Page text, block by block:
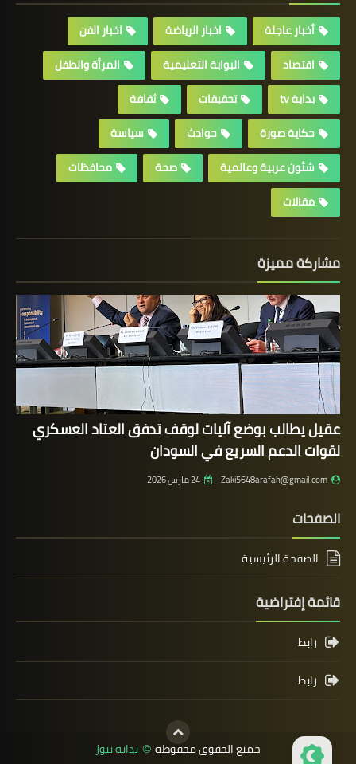
أخبار عاجلة اخبار الرياضة
اخبار الفن
اقتصاد
البوابة التعليمية
المرأة والطفل
بداية tv
تحقيقات
ثقافة
حكاية صورة
حوادث
سياسة
شئون عربية وعالمية
صحة
محافظات
مقالات
مشاركة مميزة
عقيل يطالب بوضع آليات لوقف تدفق العتاد العسكري
لقوات الدعم السريع في السودان
Zaki5648arafah@gmail.com 24 مارس 2026
الصفحات
الصفحة الرئيسية
قائمة إفتراضية
رابط
رابط
جميع الحقوق محفوظة © بداية نيوز